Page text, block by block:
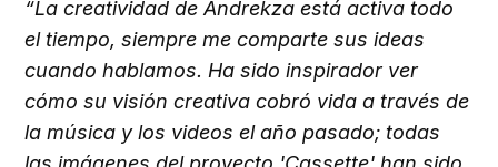
“La creatividad de Andrekza está activa todo
el tiempo, siempre me comparte sus ideas
cuando hablamos. Ha sido inspirador ver
cómo su visión creativa cobró vida a través de
la música y los videos el año pasado; todas